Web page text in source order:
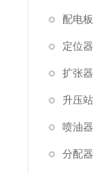
配电板
定位器
扩张器
升压站
喷油器
分配器